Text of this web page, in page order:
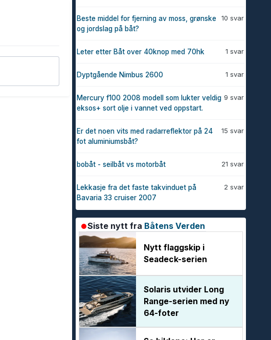
10 svar
Beste middel for fjerning av moss, grønske
og jordslag på båt?
1 svar
Leter etter Båt over 40knop med 70hk
1 svar
Dyptgående Nimbus 2600
9 svar
Mercury f100 2008 modell som lukter veldig
eksos+ sort olje i vannet ved oppstart.
15 svar
Er det noen vits med radarreflektor på 24
fot aluminiumsbåt?
21 svar
bobåt - seilbåt vs motorbåt
2 svar
Lekkasje fra det faste takvinduet på
Bavaria 33 cruiser 2007
Siste nytt fra Båtens Verden
Nytt flaggskip i
Seadeck-serien
Solaris utvider Long
Range-serien med ny
64-foter